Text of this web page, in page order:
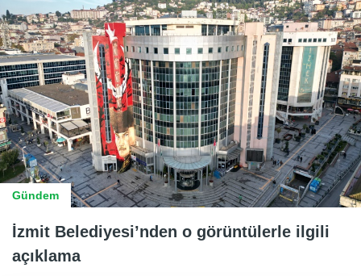
Gündem
İzmit Belediyesi’nden o görüntülerle ilgili
açıklama